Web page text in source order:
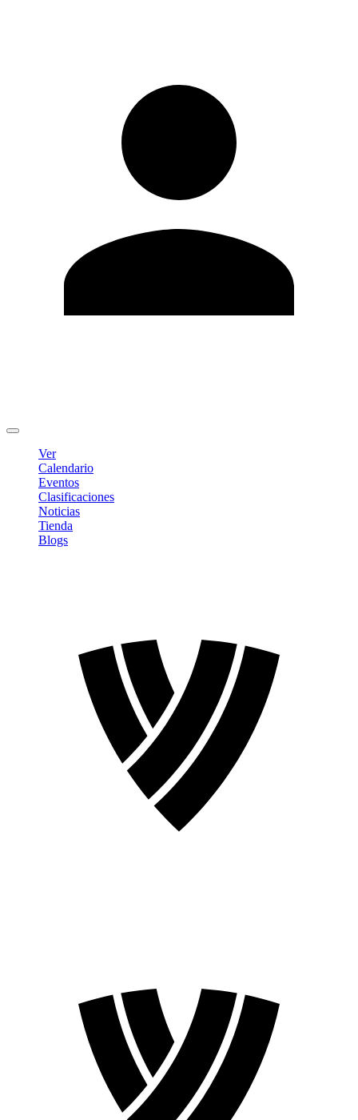
Ver
Calendario
Eventos
Clasificaciones
Noticias
Tienda
Blogs